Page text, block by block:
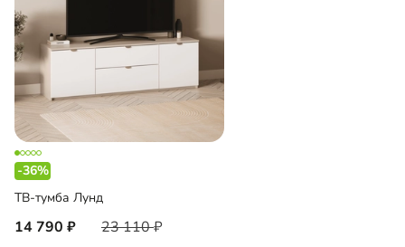
-36%
ТВ-тумба Лунд
14 790 23 110